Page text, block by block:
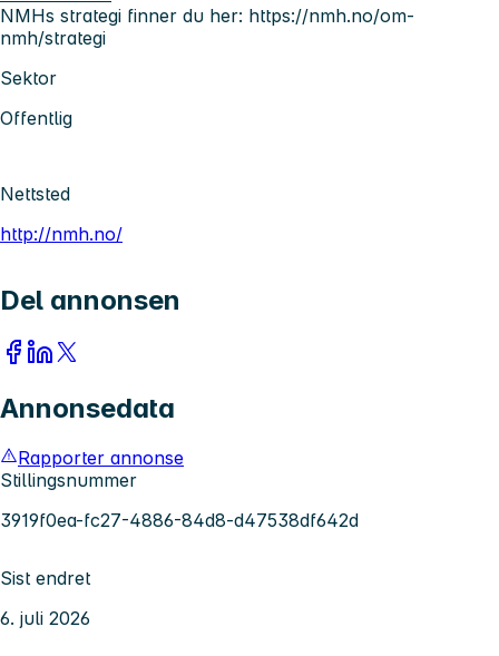
NMHs strategi finner du her: https://nmh.no/om-
nmh/strategi
Sektor
Offentlig
Nettsted
http://nmh.no/
Del annonsen
Annonsedata
Rapporter annonse
Stillingsnummer
3919f0ea-fc27-4886-84d8-d47538df642d
Sist endret
6. juli 2026